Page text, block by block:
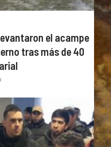
el acampe
tras más de 40